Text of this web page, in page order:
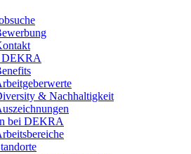
DEKRA
& Nachhaltigkeit
bei DEKRA